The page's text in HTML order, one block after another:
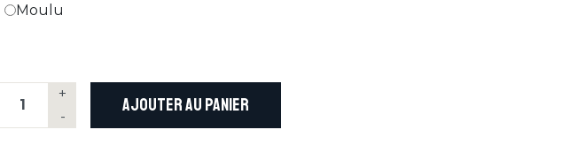
Moulu
+
-
AJOUTER AU PANIER